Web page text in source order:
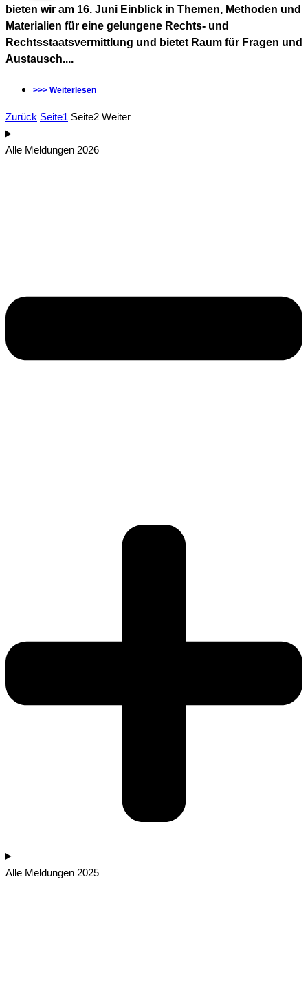
bieten wir am 16. Juni Einblick in Themen, Methoden und
Materialien für eine gelungene Rechts- und
Rechtsstaatsvermittlung und bietet Raum für Fragen und
Austausch....
>>> Weiterlesen
Zurück Seite1 Seite2 Weiter
Alle Meldungen 2026
Alle Meldungen 2025